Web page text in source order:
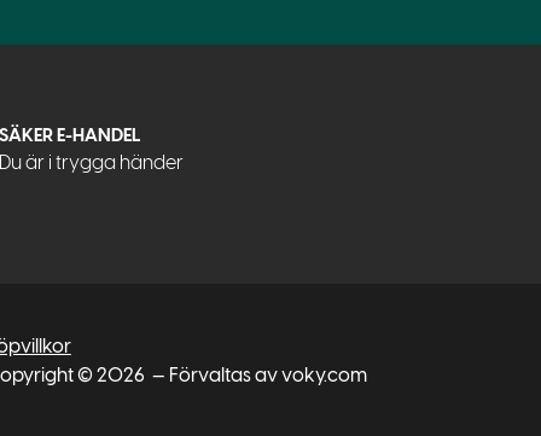
SÄKER E-HANDEL
Du är i trygga händer
© 2026 — Förvaltas av voky.com